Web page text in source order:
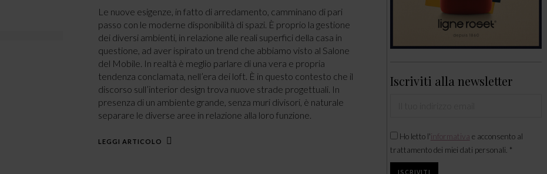
Le nuove esigenze, in fatto di arredamento, camminano di pari
passo con le moderne disponibilità di spazi. È proprio la gestione
dei diversi ambienti, in relazione alle reali superfici della casa in
questione, ad aver ispirato un trend che abbiamo visto al Salone
del Mobile. In realtà è meglio parlare di una vera e propria
tendenza conclamata, nell’era dei loft. È in questo contesto che il
discorso sull’interior design trova nuove strade progettuali. In
presenza di un ambiente grande, senza muri divisori, è naturale
separare le diverse aree in relazione alla loro funzione.
LEGGI ARTICOLO
Iscriviti alla newsletter
Ho letto l'informativa e acconsento al
trattamento dei miei dati personali. *